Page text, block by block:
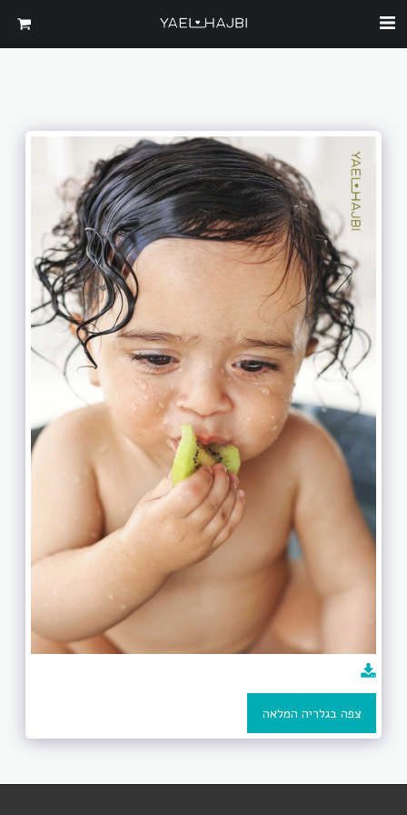
צפה בגלריה המלאה